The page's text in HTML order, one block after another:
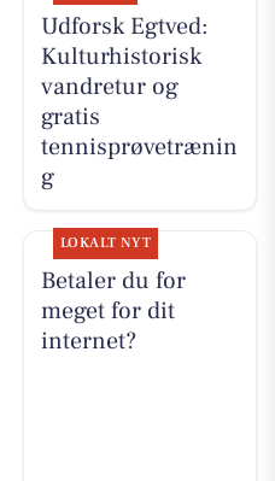
Udforsk Egtved:
Kulturhistorisk
vandretur og
gratis
tennisprøvetrænin
g
LOKALT NYT
Betaler du for
meget for dit
internet?